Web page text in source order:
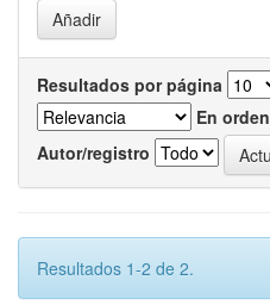
Resultados por página
En orden
Autor/registro
Resultados 1-2 de 2.